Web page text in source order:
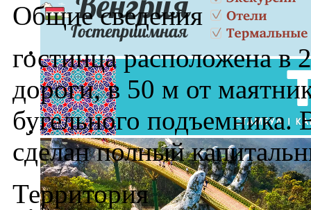
Общие сведения
гостинца расположена в
дороги, в 50 м от
бугельного подъемника.
сделан полный
Территория